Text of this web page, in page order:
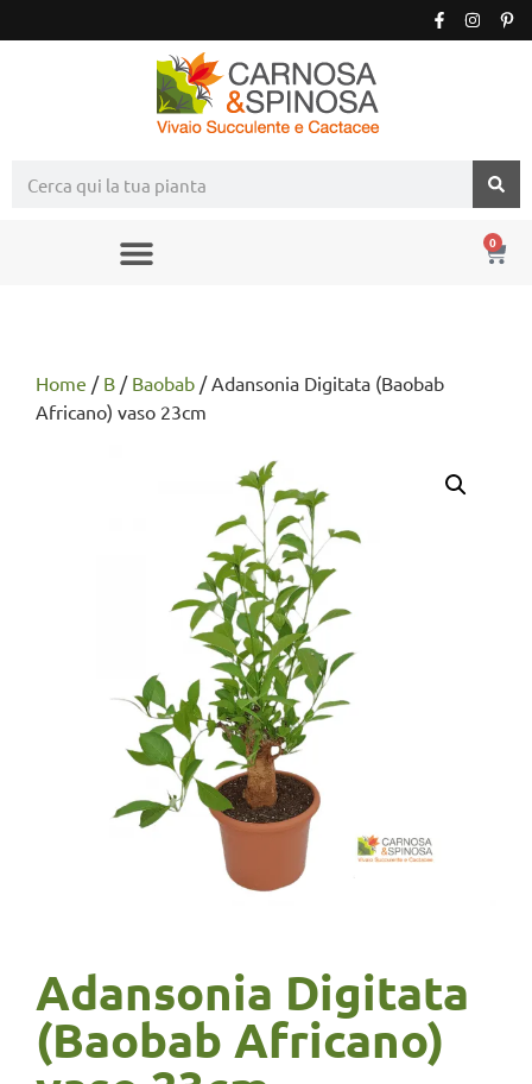
0
Home / B / Baobab / Adansonia Digitata (Baobab
Africano) vaso 23cm
Adansonia Digitata
(Baobab Africano)